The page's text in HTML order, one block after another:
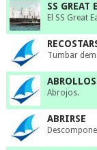
SS GREAT
El SS Great
Tumbar
ABROLLOS
Abrojos.
ABRIRSE